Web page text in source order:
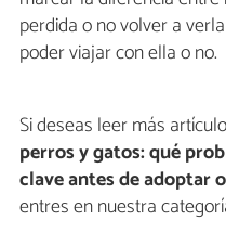
perdida o no volver a
poder viajar con ella o no.
Si deseas leer más
perros y gatos: qué
clave antes de adoptar
entres en nuestra